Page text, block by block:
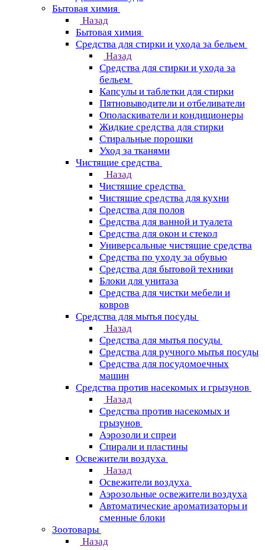
Бытовая химия
Назад
Бытовая химия
Средства для стирки и ухода за бельем
Назад
Средства для стирки и ухода за
бельем
Капсулы и таблетки для стирки
Пятновыводители и отбеливатели
Ополаскиватели и кондиционеры
Жидкие средства для стирки
Стиральные порошки
Уход за тканями
Чистящие средства
Назад
Чистящие средства
Чистящие средства для кухни
Средства для полов
Средства для ванной и туалета
Средства для окон и стекол
Универсальные чистящие средства
Средства по уходу за обувью
Средства для бытовой техники
Блоки для унитаза
Средства для чистки мебели и
ковров
Средства для мытья посуды
Назад
Средства для мытья посуды
Средства для ручного мытья посуды
Средства для посудомоечных
машин
Средства против насекомых и грызунов
Назад
Средства против насекомых и
грызунов
Аэрозоли и спреи
Спирали и пластины
Освежители воздуха
Назад
Освежители воздуха
Аэрозольные освежители воздуха
Автоматические ароматизаторы и
сменные блоки
Зоотовары
Назад